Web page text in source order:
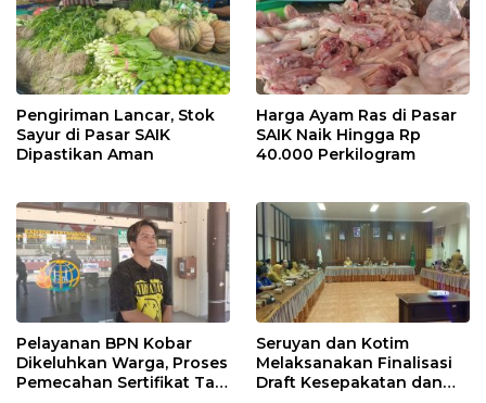
Pengiriman Lancar, Stok
Sayur di Pasar SAIK
Dipastikan Aman
Harga Ayam Ras di Pasar
SAIK Naik Hingga Rp
40.000 Perkilogram
Pelayanan BPN Kobar
Dikeluhkan Warga, Proses
Pemecahan Sertifikat Tak
Seruyan dan Kotim
Melaksanakan Finalisasi
Draft Kesepakatan dan